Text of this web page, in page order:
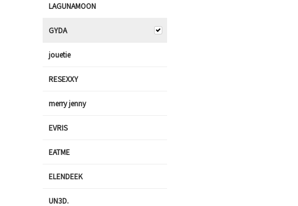
LAGUNAMOON
GYDA
jouetie
RESEXXY
merry jenny
EVRIS
EATME
ELENDEEK
UN3D.